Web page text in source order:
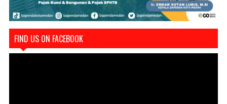
FIND US ON FACEBOOK